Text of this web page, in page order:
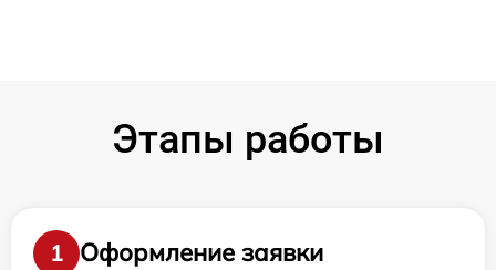
Этапы работы
1
Оформление заявки